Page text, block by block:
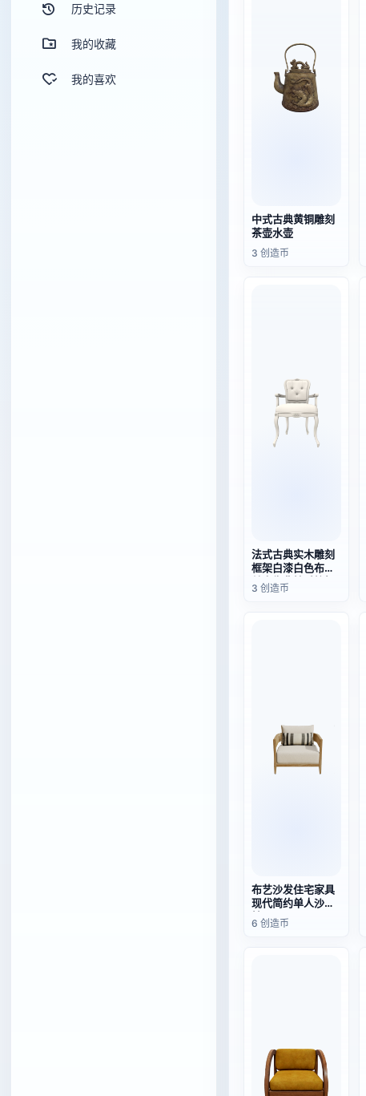
历史记录
我的收藏
我的喜欢
中式古典黄铜雕刻
茶壶水壶
3 创造币
法式古典实木雕刻
框架白漆白色布艺
单人靠背扶手拉扣
沙发椅
3 创造币
布艺沙发住宅家具
现代简约单人沙发
6 创造币